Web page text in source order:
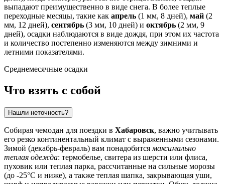
выпадают преимущественно в виде снега. В более теплые
переходные месяцы, такие как апрель (1 мм, 8 дней), май (2
мм, 12 дней), сентябрь (3 мм, 10 дней) и октябрь (2 мм, 9
дней), осадки наблюдаются в виде дождя, при этом их частота
и количество постепенно изменяются между зимними и
летними показателями.
Среднемесячные осадки
Что взять с собой
Нашли неточность?
Собирая чемодан для поездки в Хабаровск, важно учитывать
его резко континентальный климат с выраженными сезонами.
Зимой (декабрь-февраль) вам понадобится максимально
теплая одежда: термобелье, свитера из шерсти или флиса,
пуховик или теплая парка, рассчитанные на сильные морозы
(до -25°C и ниже), а также теплая шапка, закрывающая уши,